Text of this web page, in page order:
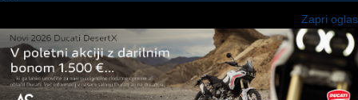
Zapri oglas